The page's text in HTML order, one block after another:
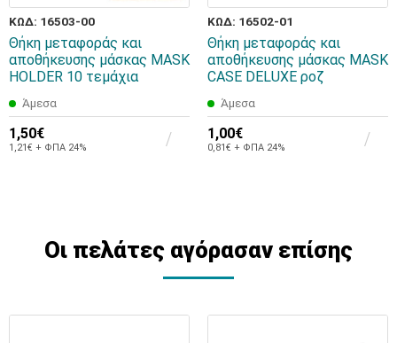
ΚΩΔ: 16503-00
Θήκη μεταφοράς και
αποθήκευσης μάσκας MASK
HOLDER 10 τεμάχια
Άμεσα
1,50€
1,21€ + ΦΠΑ 24%
ΚΩΔ: 16502-01
Θήκη μεταφοράς και
αποθήκευσης μάσκας MASK
CASE DELUXE ροζ
Άμεσα
1,00€
0,81€ + ΦΠΑ 24%
Οι πελάτες αγόρασαν επίσης